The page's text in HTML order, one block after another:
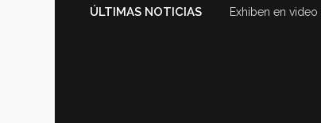
ÚLTIMAS NOTICIAS Exhiben en